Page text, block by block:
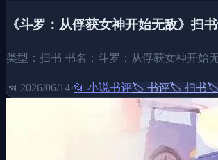
《斗罗：从俘获女神开始无敌》扫
类型：扫书 书名：斗罗：从俘获女神开始
📅 2026/06/14·📂 小说书评🏷️ 书评🏷️ 扫书🏷️